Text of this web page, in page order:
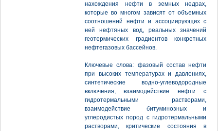
нахождения нефти в земных недрах,
которые во многом зависят от объемных
соотношений нефти и ассоциирующих с
ней нефтяных вод, реальных значений
геотермических градиентов конкретных
нефтегазовых бассейнов.
Ключевые слова: фазовый состав нефти
при высоких температурах и давлениях,
синтетические водно-углеводородные
включения, взаимодействие нефти с
гидротермальными растворами,
взаимодействие битуминозных и
углеродистых пород с гидротермальными
растворами, критические состояния в